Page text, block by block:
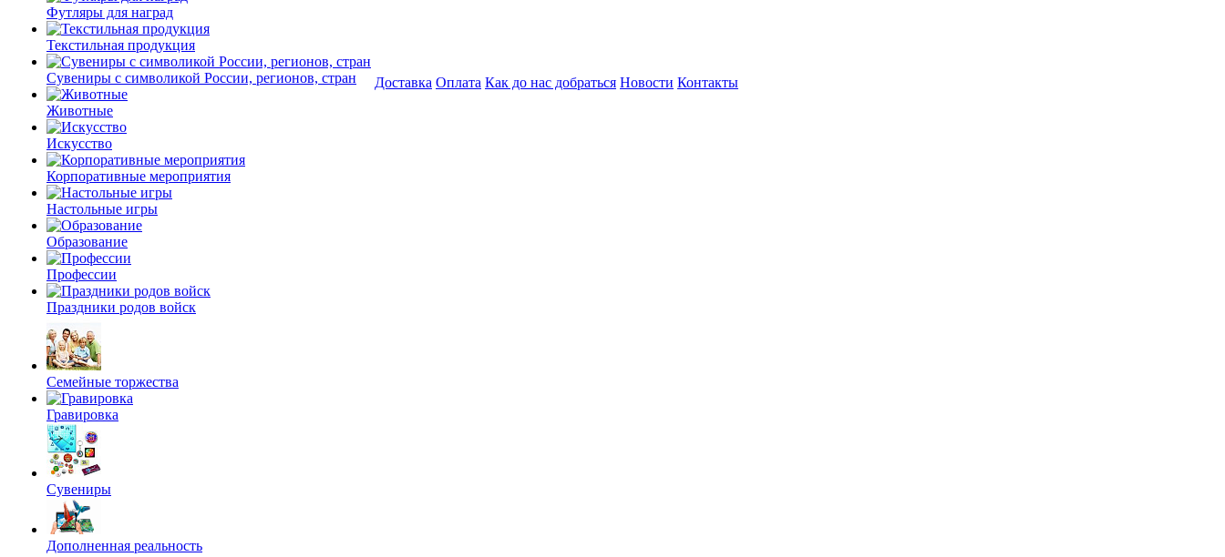
Футляры для наград
Текстильная продукция
Сувениры с символикой России, регионов, стран
Животные
Искусство
Корпоративные мероприятия
Настольные игры
Образование
Профессии
Праздники родов войск
Семейные торжества
Гравировка
Сувениры
Дополненная реальность
Доставка Оплата Как до нас добраться Новости Контакты